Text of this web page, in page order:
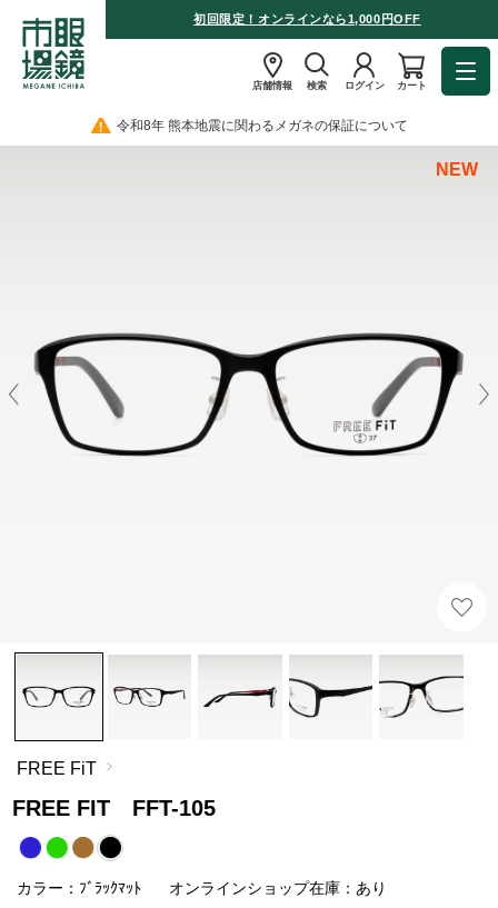
初回限定！オンラインなら1,000円OFF
店舗情報 検索 ログイン カート
令和8年 熊本地震に関わるメガネの保証について
NEW
FREE FiT
FREE FIT FFT-105
カラー：ﾌﾞﾗｯｸﾏｯﾄ オンラインショップ在庫：あり